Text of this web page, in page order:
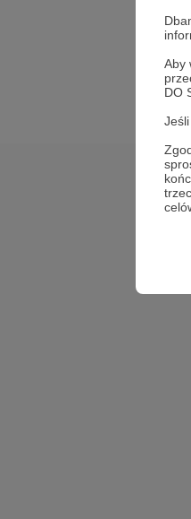
Aby
DO